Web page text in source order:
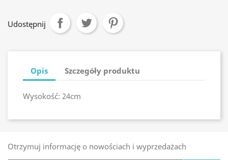
Udostępnij
Opis Szczegóły produktu
Wysokość: 24cm
Otrzymuj informację o nowościach i wyprzedażach